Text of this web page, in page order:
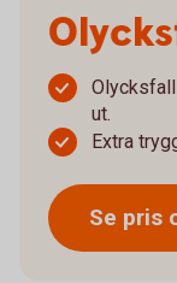
ut.
Extra
Se pris